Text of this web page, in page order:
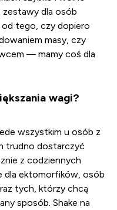
zestawy dla osób
od tego, czy dopiero
masy, czy
— mamy coś dla
wagi?
wszystkim u osób z
trudno dostarczyć
z codziennych
dla ektomorfików, osób
tych, którzy chcą
sposób. Shake na